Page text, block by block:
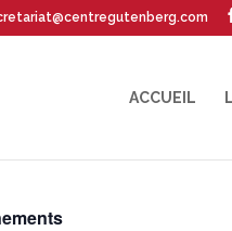
ACCUEIL